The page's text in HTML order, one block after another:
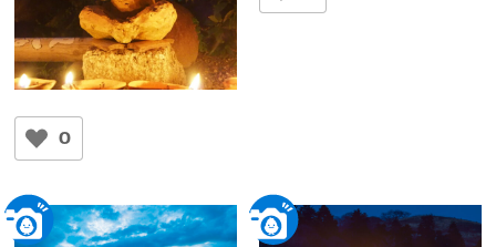
0
奈良町資料館